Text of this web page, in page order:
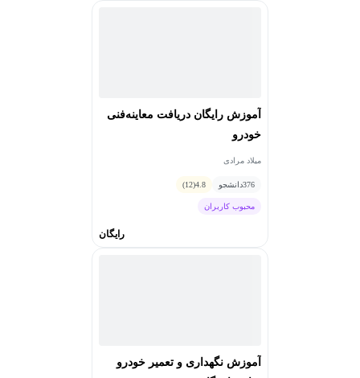
آموزش رایگان دریافت معاینه‌فنی
خودرو
میلاد مرادی
376دانشجو 4.8
(12)
محبوب کاربران
رایگان
آموزش نگهداری و تعمیر خودرو